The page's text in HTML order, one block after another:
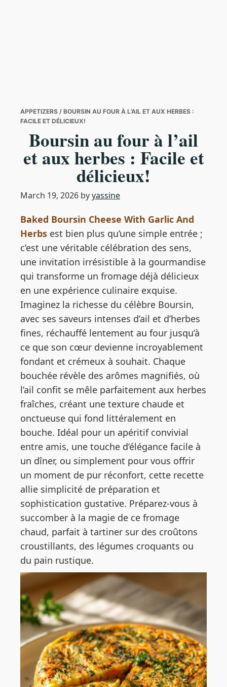
APPETIZERS / BOURSIN AU FOUR À L’AIL ET AUX HERBES :
FACILE ET DÉLICIEUX!
Boursin au four à l’ail
et aux herbes : Facile et
délicieux!
March 19, 2026 byyassine
Baked Boursin Cheese With Garlic And
Herbs est bien plus qu’une simple entrée ;
c’est une véritable célébration des sens,
une invitation irrésistible à la gourmandise
qui transforme un fromage déjà délicieux
en une expérience culinaire exquise.
Imaginez la richesse du célèbre Boursin,
avec ses saveurs intenses d’ail et d’herbes
fines, réchauffé lentement au four jusqu’à
ce que son cœur devienne incroyablement
fondant et crémeux à souhait. Chaque
bouchée révèle des arômes magnifiés, où
l’ail confit se mêle parfaitement aux herbes
fraîches, créant une texture chaude et
onctueuse qui fond littéralement en
bouche. Idéal pour un apéritif convivial
entre amis, une touche d’élégance facile à
un dîner, ou simplement pour vous offrir
un moment de pur réconfort, cette recette
allie simplicité de préparation et
sophistication gustative. Préparez-vous à
succomber à la magie de ce fromage
chaud, parfait à tartiner sur des croûtons
croustillants, des légumes croquants ou
du pain rustique.